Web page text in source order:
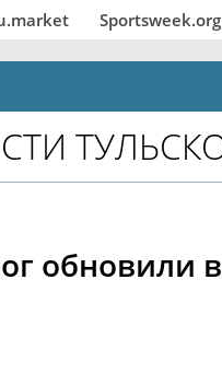
Sportsweek.org
обновили в